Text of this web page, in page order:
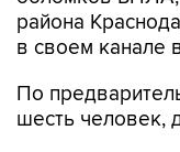
района
в своем канале
По
шесть человек,